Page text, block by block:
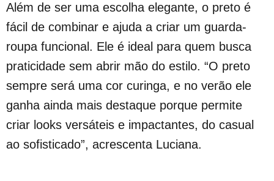
Além de ser uma escolha elegante, o preto é
fácil de combinar e ajuda a criar um guarda-
roupa funcional. Ele é ideal para quem busca
praticidade sem abrir mão do estilo. “O preto
sempre será uma cor curinga, e no verão ele
ganha ainda mais destaque porque permite
criar looks versáteis e impactantes, do casual
ao sofisticado”, acrescenta Luciana.